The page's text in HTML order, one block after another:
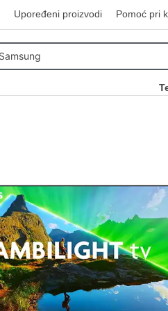
Upoređeni proizvodi Pomoć pri